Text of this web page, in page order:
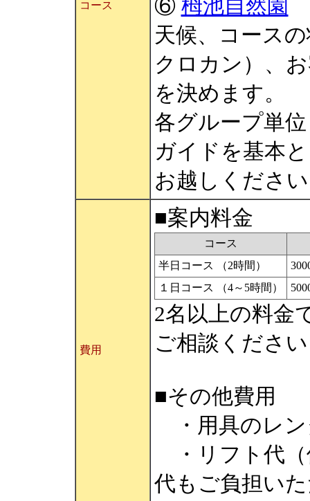
コース
⑥ 栂池自然園
天候、コース
クロカン）、
を決めます。
各グループ単
ガイドを基本
お越しくださ
費用
■案内料金
コース
半日コース （2時間）
１日コース （4～5時間）
2名以上の料金
ご相談くださ
■その他費用
・用具のレン
・リフト代（
代もご負担い